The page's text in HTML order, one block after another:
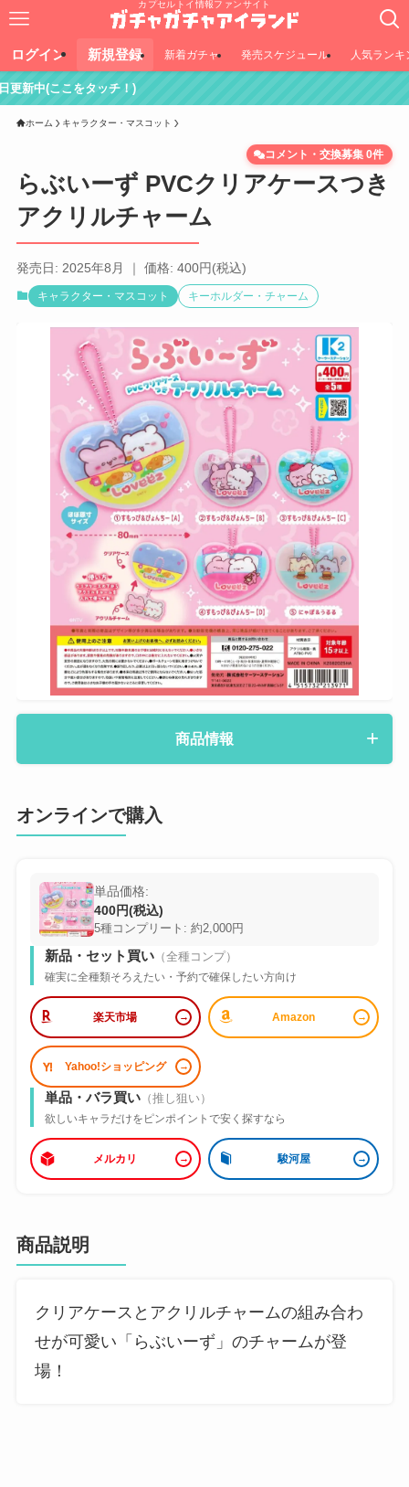
カプセルトイ情報ファンサイト
ログイン 新規登録 新着ガチャ 発売スケジュール 人気ランキ
ッチ！)
ホーム キャラクター・マスコット
らぶいーず PVCクリアケースつき
アクリルチャーム
コメント・交換募集 0件
発売日: 2025年8月 ｜ 価格: 400円(税込)
キャラクター・マスコット キーホルダー・チャーム
商品情報
オンラインで購入
単品価格:
400円(税込)
5種コンプリート: 約2,000円
新品・セット買い（全種コンプ）
確実に全種類そろえたい・予約で確保したい方向け
楽天市場 Amazon
Yahoo!ショッピング
単品・バラ買い（推し狙い）
欲しいキャラだけをピンポイントで安く探すなら
メルカリ 駿河屋
商品説明
クリアケースとアクリルチャームの組み合わ
せが可愛い「らぶいーず」のチャームが登
場！